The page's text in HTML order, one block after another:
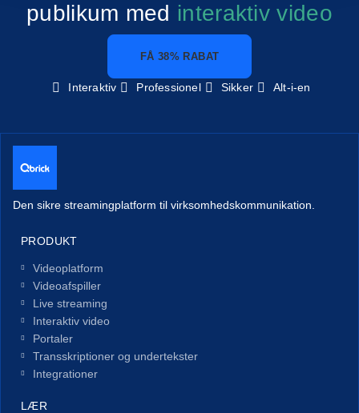
publikum med interaktiv video
FÅ 38% RABAT
Interaktiv Professionel Sikker Alt-i-en
Den sikre streamingplatform til virksomhedskommunikation.
PRODUKT
Videoplatform
Videoafspiller
Live streaming
Interaktiv video
Portaler
Transskriptioner og undertekster
Integrationer
LÆR